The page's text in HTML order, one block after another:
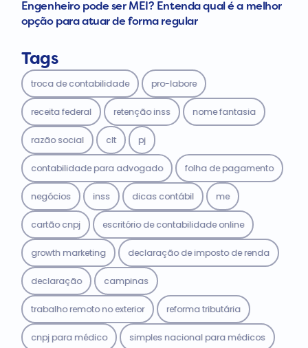
Engenheiro pode ser MEI? Entenda qual é a melhor
opção para atuar de forma regular
Tags
troca de contabilidade pro-labore
receita federal retenção inss nome fantasia
razão social clt pj
contabilidade para advogado folha de pagamento
negócios inss dicas contábil me
cartão cnpj escritório de contabilidade online
growth marketing declaração de imposto de renda
declaração campinas
trabalho remoto no exterior reforma tributária
cnpj para médico simples nacional para médicos